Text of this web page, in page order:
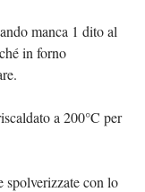
manca 1 dito al
in forno
a 200°C per
spolverizzate con lo